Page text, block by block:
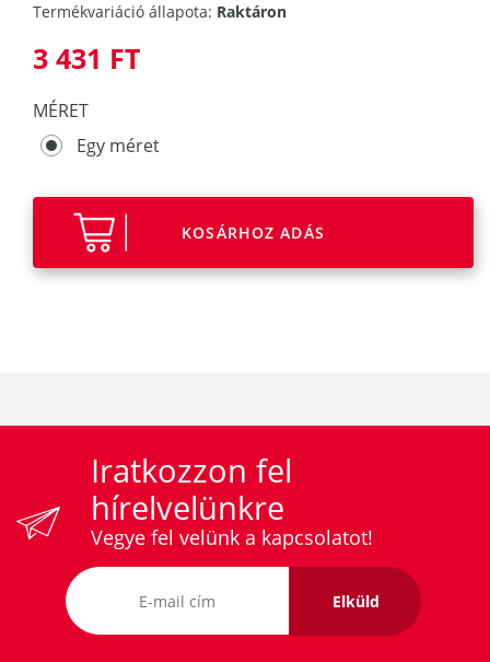
Termékvariáció állapota: Raktáron
3 431 FT
MÉRET
Egy méret
KOSÁRHOZ ADÁS
Iratkozzon fel
hírelvelünkre
Vegye fel velünk a kapcsolatot!
Elküld